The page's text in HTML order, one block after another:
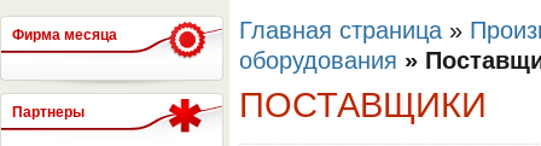
Фирма месяца
Партнеры
Главная страница »
оборудования »
ПОСТАВЩИКИ